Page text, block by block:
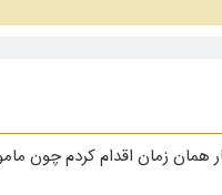
زمان اقدام کردم چون